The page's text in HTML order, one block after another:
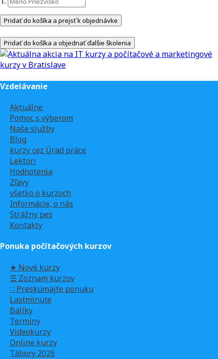
Pridať do košíka a prejsť k objednávke
Pridať do košíka a objednať ďalšie školenia
Vzdelávanie
Aktuálne
Pomoc s výberom
Naše služby
Blog
kurzy cez Úrad práce
Lektori
Hodnotenia
Zľavy
všetko o kurzoch
Informácie, o nás
Strážny pes
Kontakty
Ponuka počítačových kurzov
★ Nové kurzy
☰ Zoznam kurzov
∷ Preskúmajte ponuku
Lastminute
Balíky
Termíny
Videokurzy
Online kurzy
Tábory 2026